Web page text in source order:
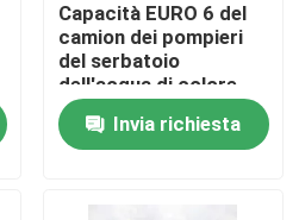
di salvataggio di
schiuma
Capacità EURO 6 del
camion dei pompieri
del serbatoio
dell'acqua di colore
rosso di Isuzu 2000kg
Invia richiesta